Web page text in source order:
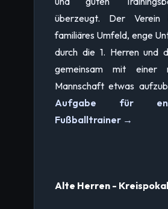
überzeugt. Der
familiäres Umfeld, enge
durch die 1. Herren und
gemeinsam mit einer
Mannschaft etwas
Aufgabe für
Fußballtrainer →
Alte Herren - Kreispokal